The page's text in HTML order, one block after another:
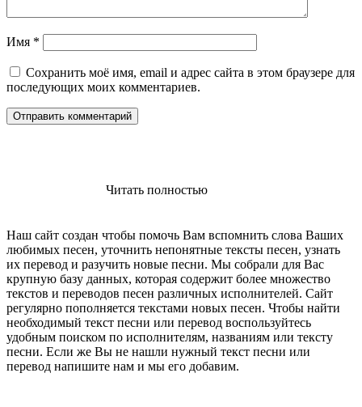
Имя *
Сохранить моё имя, email и адрес сайта в этом браузере для
последующих моих комментариев.
Читать полностью
Наш сайт создан чтобы помочь Вам вспомнить слова Ваших
любимых песен, уточнить непонятные тексты песен, узнать
их перевод и разучить новые песни. Мы собрали для Вас
крупную базу данных, которая содержит более множество
текстов и переводов песен различных исполнителей. Сайт
регулярно пополняется текстами новых песен. Чтобы найти
необходимый текст песни или перевод воспользуйтесь
удобным поиском по исполнителям, названиям или тексту
песни. Если же Вы не нашли нужный текст песни или
перевод напишите нам и мы его добавим.